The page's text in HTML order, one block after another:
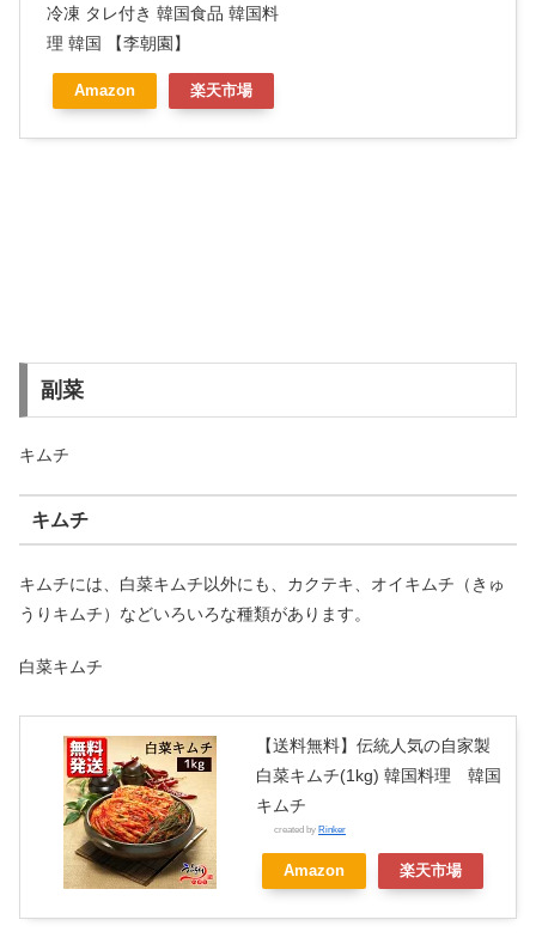
冷凍 タレ付き 韓国食品 韓国料
理 韓国 【李朝園】
Amazon 楽天市場
副菜
キムチ
キムチ
キムチには、白菜キムチ以外にも、カクテキ、オイキムチ（きゅ
うりキムチ）などいろいろな種類があります。
白菜キムチ
【送料無料】伝統人気の自家製
白菜キムチ(1kg) 韓国料理 韓国
キムチ
created by Rinker
Amazon 楽天市場